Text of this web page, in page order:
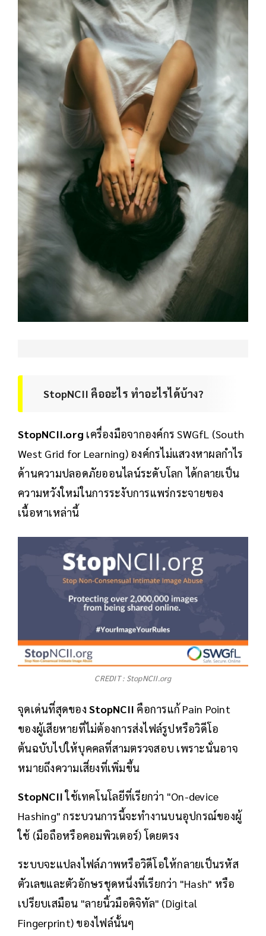
StopNCII คืออะไร ทำอะไรได้บ้าง?
StopNCII.org เครื่องมือจากองค์กร SWGfL (South
West Grid for Learning) องค์กรไม่แสวงหาผลกำไร
ด้านความปลอดภัยออนไลน์ระดับโลก ได้กลายเป็น
ความหวังใหม่ในการระงับการแพร่กระจายของ
เนื้อหาเหล่านี้
CREDIT : StopNCII.org
จุดเด่นที่สุดของ StopNCII คือการแก้ Pain Point
ของผู้เสียหายที่ไม่ต้องการส่งไฟล์รูปหรือวิดีโอ
ต้นฉบับไปให้บุคคลที่สามตรวจสอบ เพราะนั่นอาจ
หมายถึงความเสี่ยงที่เพิ่มขึ้น
StopNCIIใช้เทคโนโลยีที่เรียกว่า "On-device
Hashing" กระบวนการนี้จะทำงานบนอุปกรณ์ของผู้
ใช้ (มือถือหรือคอมพิวเตอร์) โดยตรง
ระบบจะแปลงไฟล์ภาพหรือวิดีโอให้กลายเป็นรหัส
ตัวเลขและตัวอักษรชุดหนึ่งที่เรียกว่า "Hash" หรือ
เปรียบเสมือน "ลายนิ้วมือดิจิทัล" (Digital
Fingerprint) ของไฟล์นั้นๆ